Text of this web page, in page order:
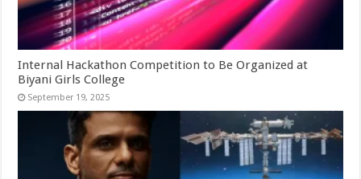
Internal Hackathon Competition to Be Organized at
Biyani Girls College
September 19, 2025